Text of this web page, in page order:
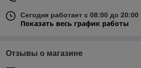
Сегодня работает с 08:00 до 20:00
Показать весь график работы
Отзывы о магазине